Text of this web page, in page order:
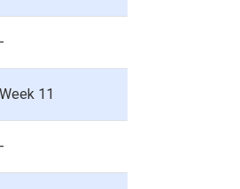
-
Week 11
-